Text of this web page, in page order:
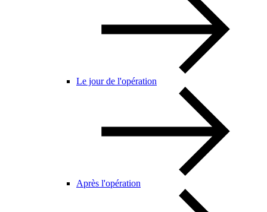
Le jour de l'opération
Après l'opération